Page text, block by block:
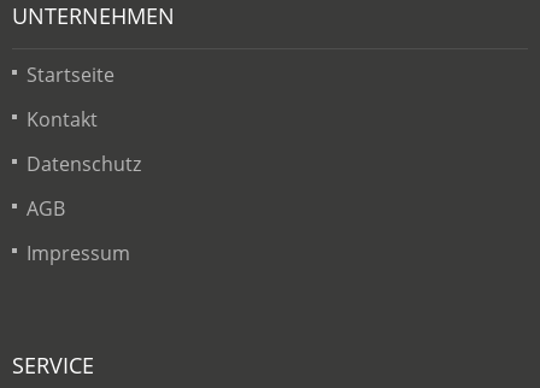
UNTERNEHMEN
Startseite
Kontakt
Datenschutz
AGB
Impressum
SERVICE